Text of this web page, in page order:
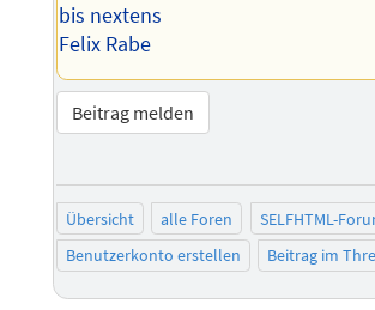
bis nextens
Felix Rabe
Beitrag melden
Übersicht alle Foren SELFHTML-
Benutzerkonto erstellen
Beitrag im